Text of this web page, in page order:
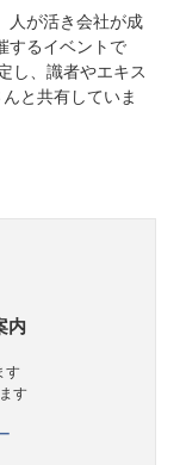
人が活き会社が成
するイベントで
し、識者やエキス
と共有していま
内
す
す